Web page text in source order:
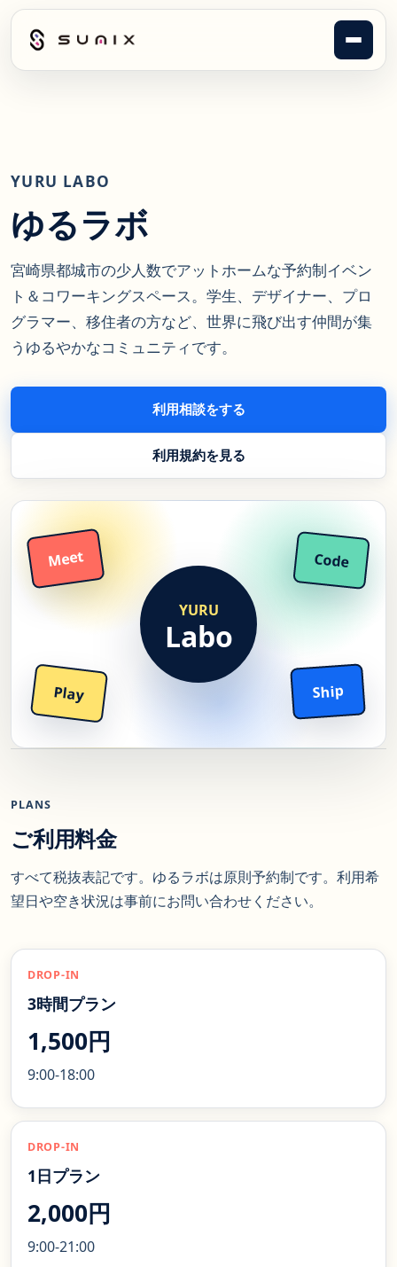
メニ
YURU LABO
ゆるラボ
宮崎県都城市の少人数でアットホームな予約制イベン
ト＆コワーキングスペース。学生、デザイナー、プロ
グラマー、移住者の方など、世界に飛び出す仲間が集
うゆるやかなコミュニティです。
利用相談をする
利用規約を見る
YURU
Labo
Meet Code
Ship
Play
PLANS
ご利用料金
すべて税抜表記です。ゆるラボは原則予約制です。利用希
望日や空き状況は事前にお問い合わせください。
DROP-IN
3時間プラン
1,500円
9:00-18:00
DROP-IN
1日プラン
2,000円
9:00-21:00